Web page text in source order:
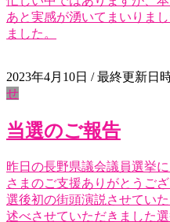
あと実感が湧いてまいりま
ました。
2023年4月10日 / 最終更新日
せ
当選のご報告
昨日の長野県議会議員選挙
さまのご支援ありがとうご
選後初の街頭演説させてい
述べさせていただきました